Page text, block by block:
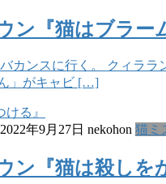
ン『猫はブラー
カンスに行く。 クィラ
」がキャビ […]
2022年9月27日 nekohon 猫ミ
ン『猫は殺しを